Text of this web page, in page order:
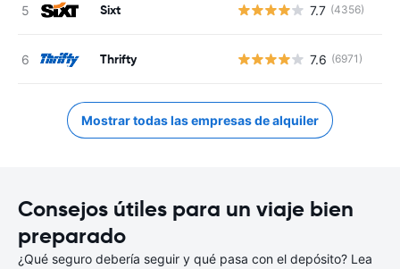
Sixt 7.7 (4356)
Thrifty 7.6 (6971)
Mostrar todas las empresas de alquiler
Consejos útiles para un viaje bien
preparado
¿Qué seguro debería seguir y qué pasa con el depósito? Lea